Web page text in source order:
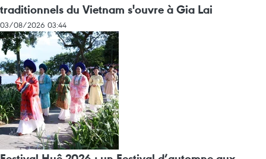
traditionnels du Vietnam s'ouvre à Gia Lai
03/08/2026 03:44